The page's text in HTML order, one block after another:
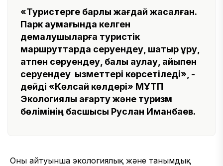
«Туристерге барлық жағдай жасалған.
Парк аумағында келген
демалушыларға туристік
маршруттарда серуендеу, шатыр құру,
атпен серуендеу, балық аулау, қайықпен
серуендеу қызметтері көрсетіледі», -
дейді «Көлсай көлдері» МҰТП
Экологиялық ағарту және туризм
бөлімінің басшысы Руслан Иманбаев.
Оның айтуынша экологиялық және танымдық